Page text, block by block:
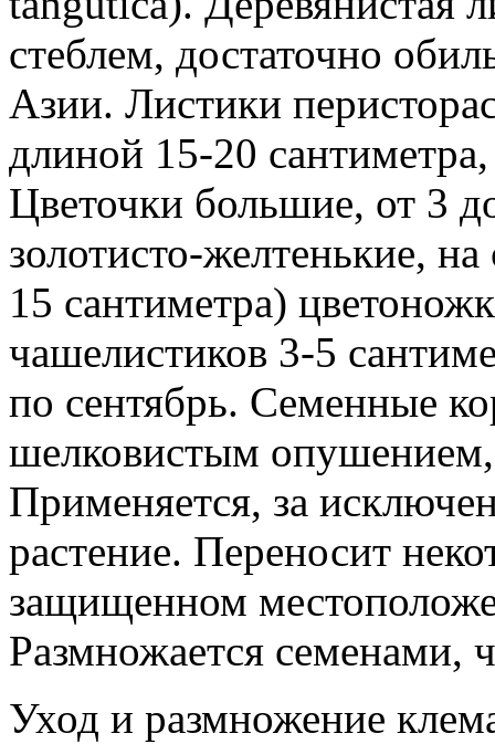
стеблем, достаточно
Азии. Листики
длиной 15-20
Цветочки большие, от 3
золотисто-желтенькие,
15 сантиметра)
чашелистиков 3-5
по сентябрь. Семенные
шелковистым опушением,
Применяется, за
растение. Переносит
защищенном
Размножается семенами,
Уход и размножение